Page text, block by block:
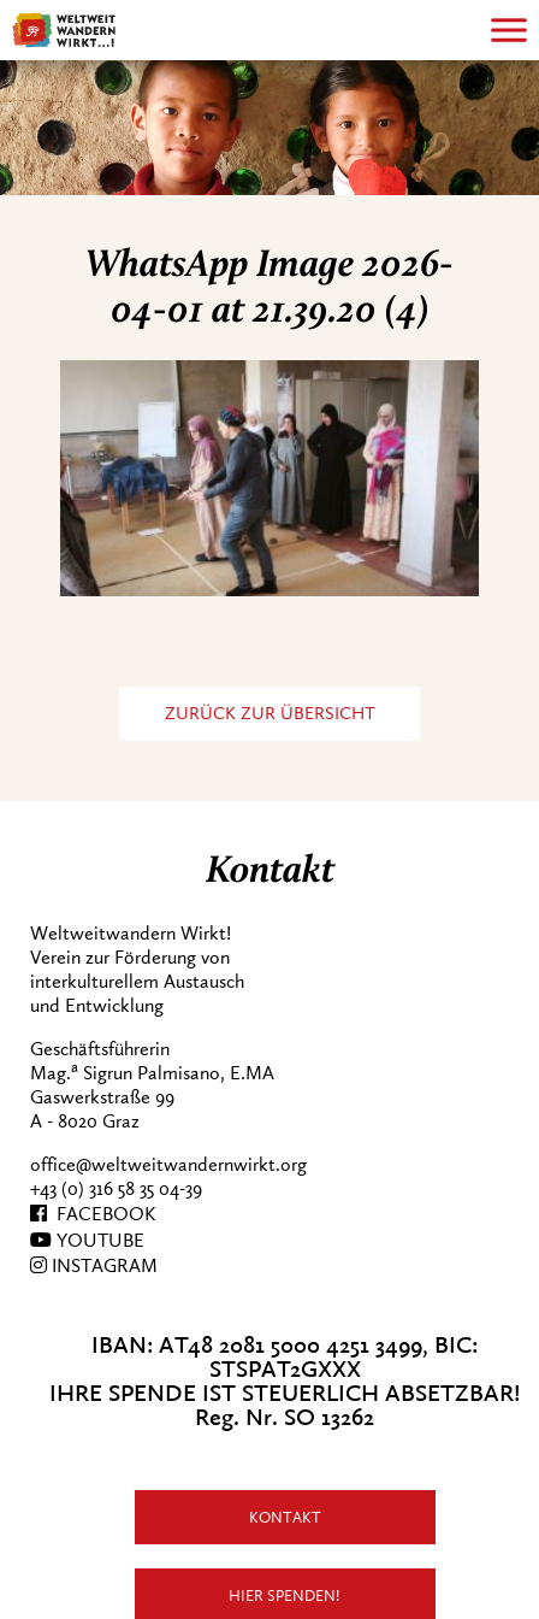
WhatsApp Image 2026-
04-01 at 21.39.20 (4)
ZURÜCK ZUR ÜBERSICHT
Kontakt
Weltweitwandern Wirkt!
Verein zur Förderung von
interkulturellem Austausch
und Entwicklung
Geschäftsführerin
Mag.a Sigrun Palmisano, E.MA
Gaswerkstraße 99
A - 8020 Graz
office@weltweitwandernwirkt.org
+43 (0) 316 58 35 04-39
FACEBOOK
YOUTUBE
INSTAGRAM
IBAN: AT48 2081 5000 4251 3499, BIC:
STSPAT2GXXX
IHRE SPENDE IST STEUERLICH ABSETZBAR!
Reg. Nr. SO 13262
KONTAKT
HIER SPENDEN!